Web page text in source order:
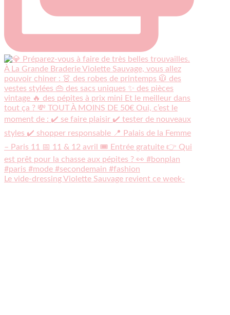
Le vide-dressing Violette Sauvage revient ce week-